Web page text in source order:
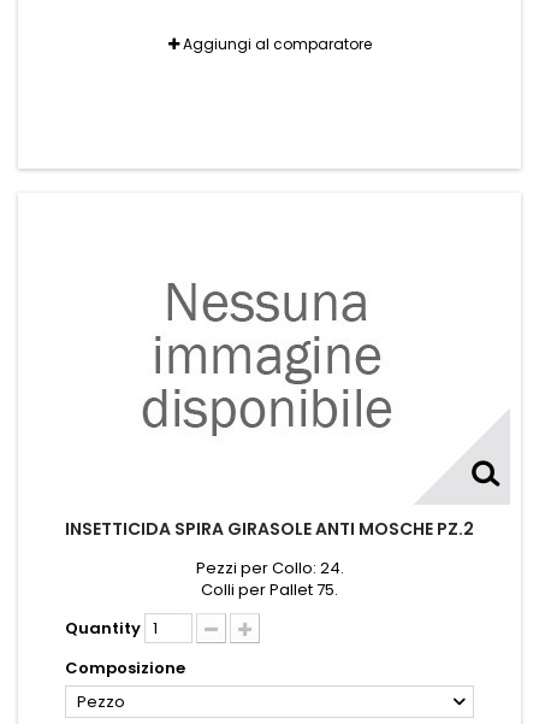
Aggiungi al comparatore
INSETTICIDA SPIRA GIRASOLE ANTI MOSCHE PZ.2
Pezzi per Collo: 24.
Colli per Pallet 75.
Quantity
Composizione
Pezzo